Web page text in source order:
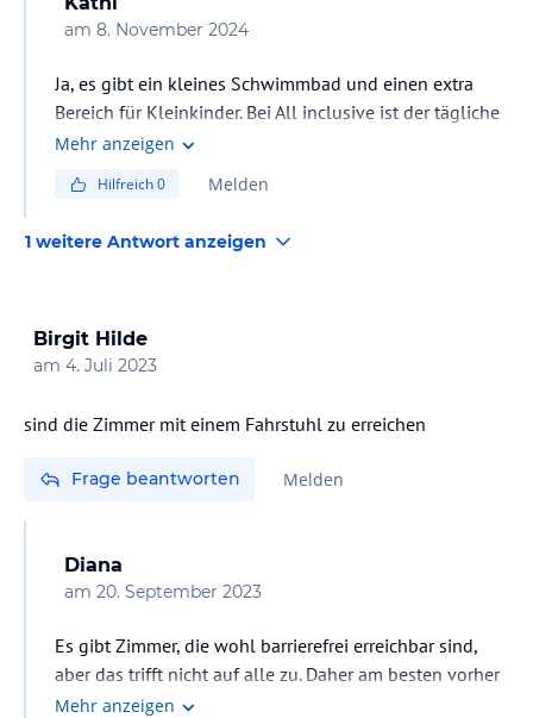
am 8. November 2024
Ja, es gibt ein kleines Schwimmbad und einen extra
Bereich für Kleinkinder. Bei All inclusive ist der tägliche
Eintritt kostenlos.
Mehr anzeigen
Hilfreich0 Melden
1 weitere Antwort anzeigen
Birgit Hilde
am 4. Juli 2023
sind die Zimmer mit einem Fahrstuhl zu erreichen
Frage beantworten Melden
Diana
am 20. September 2023
Es gibt Zimmer, die wohl barrierefrei erreichbar sind,
aber das trifft nicht auf alle zu. Daher am besten vorher
dort nachfragen.
Mehr anzeigen